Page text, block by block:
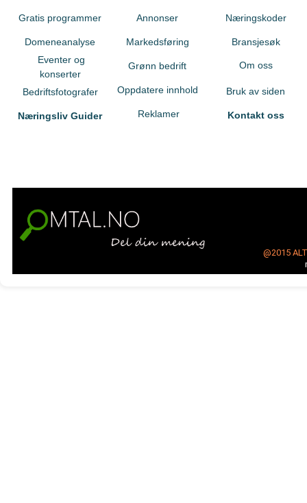
Gratis programmer
Domeneanalyse
Eventer og
konserter
Bedriftsfotografer
Næringsliv Guider
Annonser
Markedsføring
Grønn bedrift
Oppdatere innhold
Reklamer
Næringskoder
Bransjesøk
Om oss
Bruk av siden
Kontakt oss
@2015